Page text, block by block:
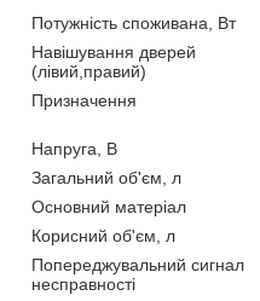
Потужність споживана, Вт
Навішування дверей
(лівий,правий)
Призначення
Напруга, В
Загальний об'єм, л
Основний матеріал
Корисний об'єм, л
Попереджувальний сигнал
несправності